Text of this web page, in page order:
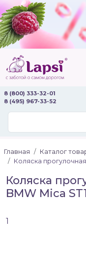
8 (800) 333-32-01
8 (495) 967-33-52
Главная Каталог
Коляска
Коляска
BMW Mica
1